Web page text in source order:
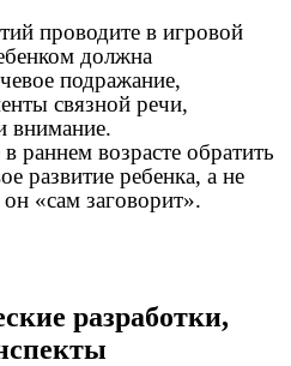
проводите в игровой
должна
подражание,
связной речи,
внимание.
раннем возрасте обратить
развитие ребенка, а не
«сам заговорит».
разработки,